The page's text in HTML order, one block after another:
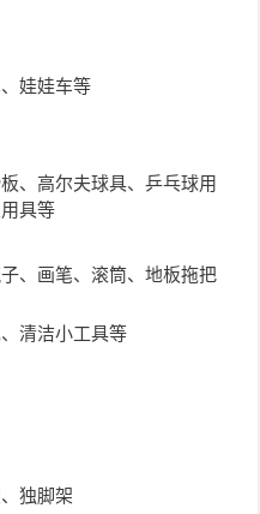
娃娃车等
、高尔夫球具、乒乓球用
具等
、画笔、滚筒、地板拖把
清洁小工具等
独脚架